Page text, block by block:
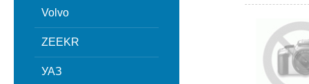
Volvo
ZEEKR
УАЗ